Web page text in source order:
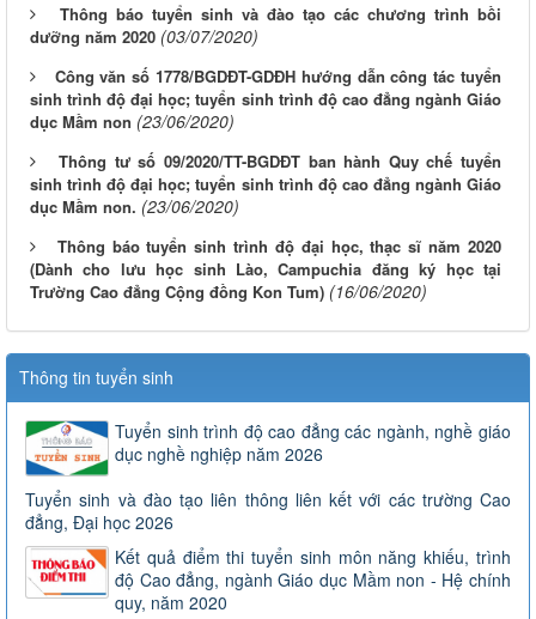
Thông báo tuyển sinh và đào tạo các chương trình bồi
dưỡng năm 2020 (03/07/2020)
Công văn số 1778/BGDĐT-GDĐH hướng dẫn công tác tuyển
sinh trình độ đại học; tuyển sinh trình độ cao đẳng ngành Giáo
dục Mầm non (23/06/2020)
Thông tư số 09/2020/TT-BGDĐT ban hành Quy chế tuyển
sinh trình độ đại học; tuyển sinh trình độ cao đẳng ngành Giáo
dục Mầm non. (23/06/2020)
Thông báo tuyển sinh trình độ đại học, thạc sĩ năm 2020
(Dành cho lưu học sinh Lào, Campuchia đăng ký học tại
Trường Cao đẳng Cộng đồng Kon Tum) (16/06/2020)
Thông tin tuyển sinh
Tuyển sinh trình độ cao đẳng các ngành, nghề giáo
dục nghề nghiệp năm 2026
Tuyển sinh và đào tạo liên thông liên kết với các trường Cao
đẳng, Đại học 2026
Kết quả điểm thi tuyển sinh môn năng khiếu, trình
độ Cao đẳng, ngành Giáo dục Mầm non - Hệ chính
quy, năm 2020